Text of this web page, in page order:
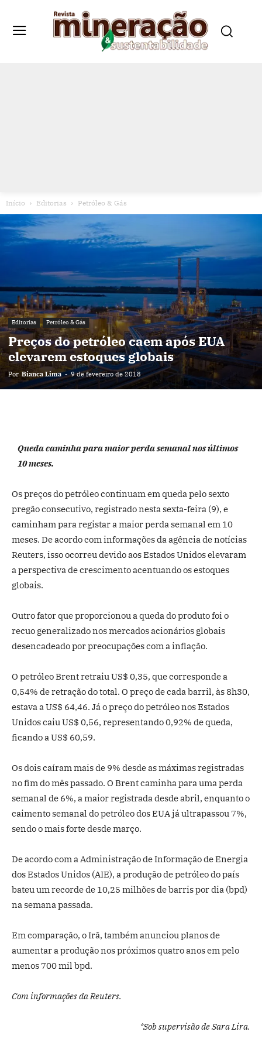
Início Editorias Petróleo & Gás
Editorias Petróleo & Gás
Preços do petróleo caem após EUA
elevarem estoques globais
Por Bianca Lima - 9 de fevereiro de 2018
Queda caminha para maior perda semanal nos últimos
10 meses.
Os preços do petróleo continuam em queda pelo sexto
pregão consecutivo, registrado nesta sexta-feira (9), e
caminham para registar a maior perda semanal em 10
meses. De acordo com informações da agência de notícias
Reuters, isso ocorreu devido aos Estados Unidos elevaram
a perspectiva de crescimento acentuando os estoques
globais.
Outro fator que proporcionou a queda do produto foi o
recuo generalizado nos mercados acionários globais
desencadeado por preocupações com a inflação.
O petróleo Brent retraiu US$ 0,35, que corresponde a
0,54% de retração do total. O preço de cada barril, às 8h30,
estava a US$ 64,46. Já o preço do petróleo nos Estados
Unidos caiu US$ 0,56, representando 0,92% de queda,
ficando a US$ 60,59.
Os dois caíram mais de 9% desde as máximas registradas
no fim do mês passado. O Brent caminha para uma perda
semanal de 6%, a maior registrada desde abril, enquanto o
caimento semanal do petróleo dos EUA já ultrapassou 7%,
sendo o mais forte desde março.
De acordo com a Administração de Informação de Energia
dos Estados Unidos (AIE), a produção de petróleo do país
bateu um recorde de 10,25 milhões de barris por dia (bpd)
na semana passada.
Em comparação, o Irã, também anunciou planos de
aumentar a produção nos próximos quatro anos em pelo
menos 700 mil bpd.
Com informações da Reuters.
*Sob supervisão de Sara Lira.